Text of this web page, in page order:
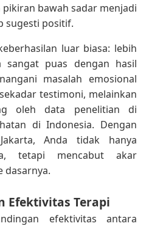
bawah sadar menjadi
sugesti positif.
luar biasa: lebih
sangat puas dengan hasil
masalah emosional
testimoni, melainkan
oleh data penelitian di
di Indonesia. Dengan
Anda tidak hanya
tetapi mencabut akar
dasarnya.
Efektivitas Terapi
efektivitas antara